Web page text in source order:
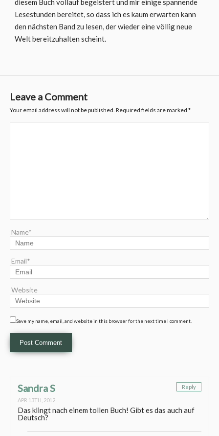
diesem Buch vollauf begeistert und mir einige spannende
Lesestunden bereitet, so dass ich es kaum erwarten kann
den nächsten Band zu lesen, der wieder eine völlig neue
Welt bereitzuhalten scheint.
Leave a Comment
Your email address will not be published. Required fields are marked *
Name*
Email*
Website
Save my name, email, and website in this browser for the next time I comment.
Sandra S
APR 13TH, 2012
Reply
Das klingt nach einem tollen Buch! Gibt es das auch auf
Deutsch?